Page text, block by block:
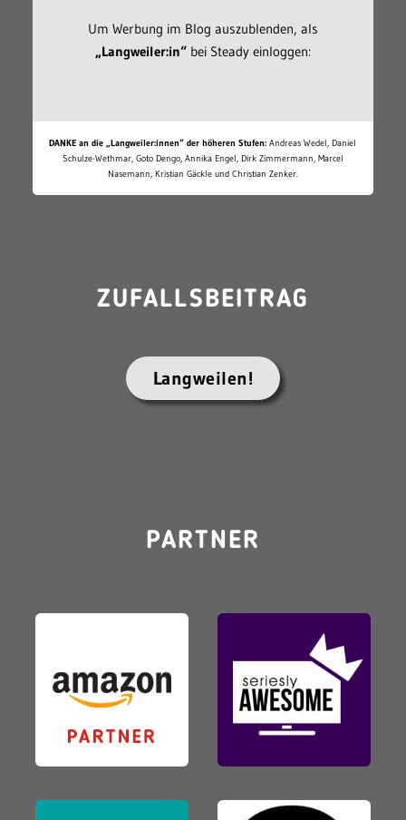
Um Werbung im Blog auszublenden, als
„Langweiler:in“bei Steady einloggen:
DANKE an die „Langweiler:innen“ der höheren Stufen: Andreas Wedel, Daniel
Schulze-Wethmar, Goto Dengo, Annika Engel, Dirk Zimmermann, Marcel
Nasemann, Kristian Gäckle und Christian Zenker.
ZUFALLSBEITRAG
Langweilen!
PARTNER